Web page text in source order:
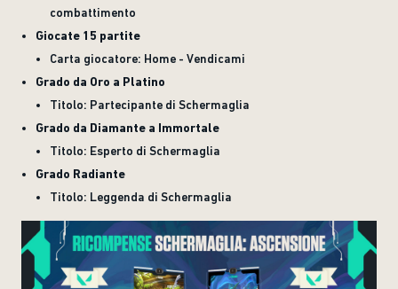
combattimento
Giocate 15 partite
Carta giocatore: Home - Vendicami
Grado da Oro a Platino
Titolo: Partecipante di Schermaglia
Grado da Diamante a Immortale
Titolo: Esperto di Schermaglia
Grado Radiante
Titolo: Leggenda di Schermaglia